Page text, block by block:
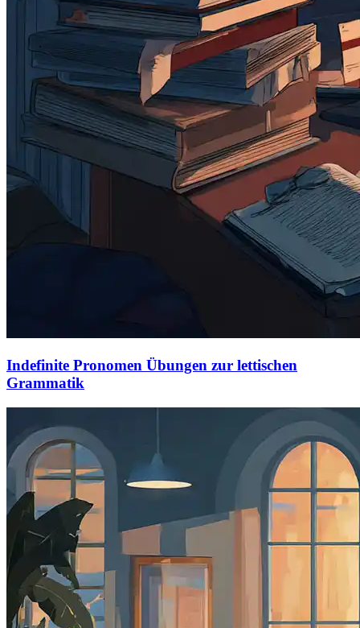
Indefinite Pronomen Übungen zur lettischen
Grammatik